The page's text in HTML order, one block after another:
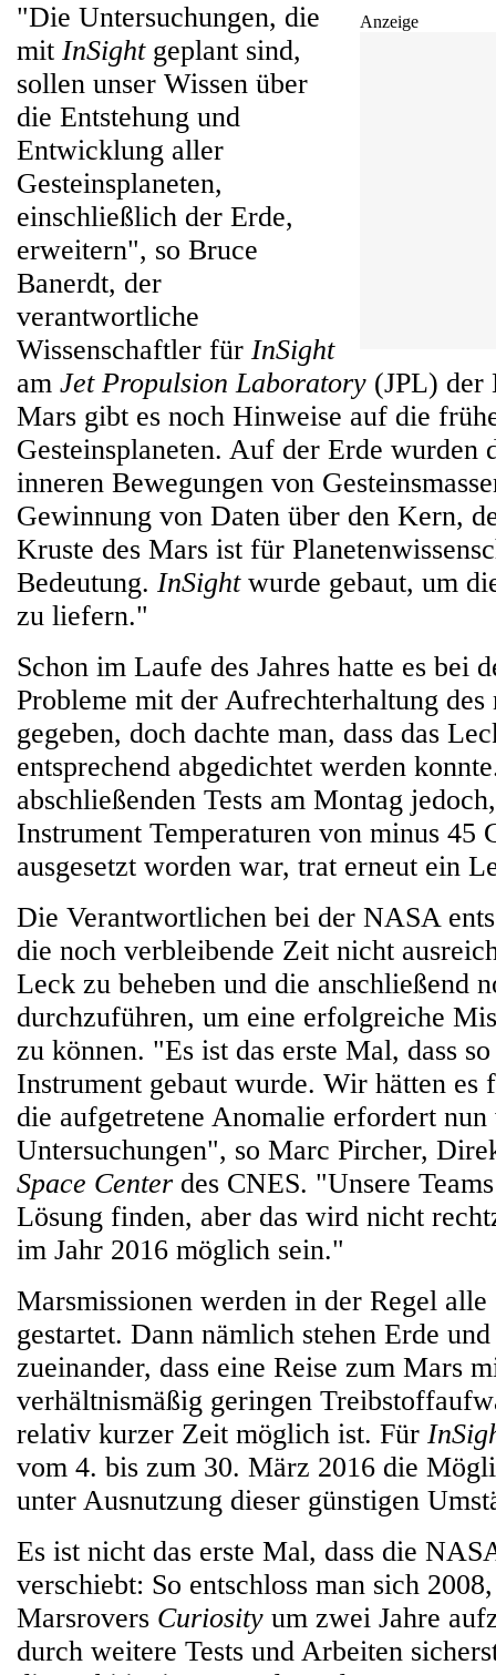
Anzeige
"Die Untersuchungen, die
mit InSightgeplant sind,
sollen unser Wissen über
die Entstehung und
Entwicklung aller
Gesteinsplaneten,
einschließlich der Erde,
erweitern", so Bruce
Banerdt, der
verantwortliche
Wissenschaftler für InSight
am Jet Propulsion Laboratory (JPL)
Mars gibt es noch Hinweise auf die
Gesteinsplaneten. Auf der Erde wurden
inneren Bewegungen von
Gewinnung von Daten über den Kern,
Kruste des Mars ist für
Bedeutung. InSightwurde gebaut, um
zu liefern."
Schon im Laufe des Jahres hatte es bei
Probleme mit der Aufrechterhaltung des
gegeben, doch dachte man, dass das
entsprechend abgedichtet werden
abschließenden Tests am Montag
Instrument Temperaturen von minus 45
ausgesetzt worden war, trat erneut ein
Die Verantwortlichen bei der NASA
die noch verbleibende Zeit nicht
Leck zu beheben und die anschließend
durchzuführen, um eine erfolgreiche
zu können. "Es ist das erste Mal, dass
Instrument gebaut wurde. Wir hätten es
die aufgetretene Anomalie erfordert nun
Untersuchungen", so Marc Pircher,
Space Center des CNES. "Unsere
Lösung finden, aber das wird nicht
im Jahr 2016 möglich sein."
Marsmissionen werden in der Regel
gestartet. Dann nämlich stehen Erde
zueinander, dass eine Reise zum Mars
verhältnismäßig geringen
relativ kurzer Zeit möglich ist. Für
vom 4. bis zum 30. März 2016 die
unter Ausnutzung dieser günstigen
Es ist nicht das erste Mal, dass die
verschiebt: So entschloss man sich
Marsrovers Curiosity um zwei Jahre
durch weitere Tests und Arbeiten